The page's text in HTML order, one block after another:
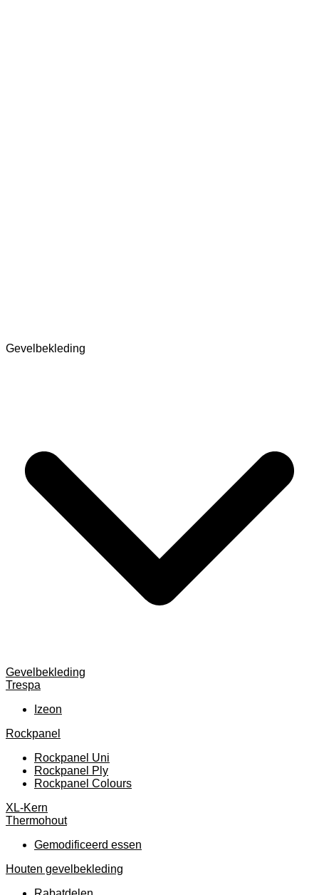
Gevelbekleding
Gevelbekleding
Trespa
Izeon
Rockpanel
Rockpanel Uni
Rockpanel Ply
Rockpanel Colours
XL-Kern
Thermohout
Gemodificeerd essen
Houten gevelbekleding